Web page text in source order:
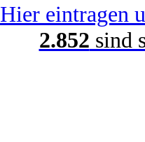
Hier eintragen
2.852 sind